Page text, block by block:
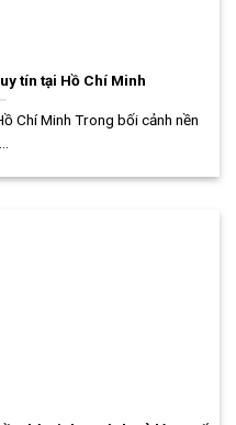
tín tại Hồ Chí Minh
Chí Minh Trong bối cảnh nền